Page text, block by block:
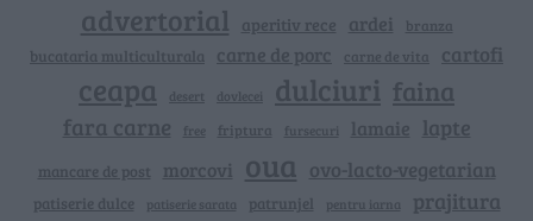
advertorial aperitiv rece ardei branza
bucataria multiculturala carne de porc carne de vita cartofi
ceapa desert dovlecei dulciuri faina
fara carne free friptura fursecuri lamaie lapte
mancare de post morcovi oua ovo-lacto-vegetarian
patiserie dulce patiserie sarata patrunjel pentru iarna prajitura